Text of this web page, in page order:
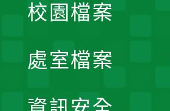
校園檔案
處室檔案